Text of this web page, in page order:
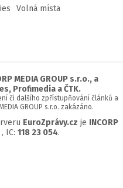
Volná místa
MEDIA GROUP s.r.o., a
Profimedia a ČTK.
či dalšího zpřístupňování článků a
GROUP s.r.o. zakázáno.
EuroZprávy.cz je INCORP
, IC: 118 23 054.